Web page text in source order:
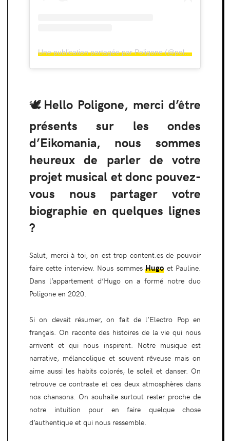
Une publication partagée par Poligone (@poligone__)
🕊Hello Poligone, merci d’être
présents sur les ondes
d’Eikomania, nous sommes
heureux de parler de votre
projet musical et donc pouvez-
vous nous partager votre
biographie en quelques lignes
?
Salut, merci à toi, on est trop content.es de pouvoir
faire cette interview. Nous sommesHugo et Pauline.
Dans l’appartement d’Hugo on a formé notre duo
Poligone en 2020.
Si on devait résumer, on fait de l’Electro Pop en
français. On raconte des histoires de la vie qui nous
arrivent et qui nous inspirent. Notre musique est
narrative, mélancolique et souvent rêveuse mais on
aime aussi les habits colorés, le soleil et danser. On
retrouve ce contraste et ces deux atmosphères dans
nos chansons. On souhaite surtout rester proche de
notre intuition pour en faire quelque chose
d’authentique et qui nous ressemble.